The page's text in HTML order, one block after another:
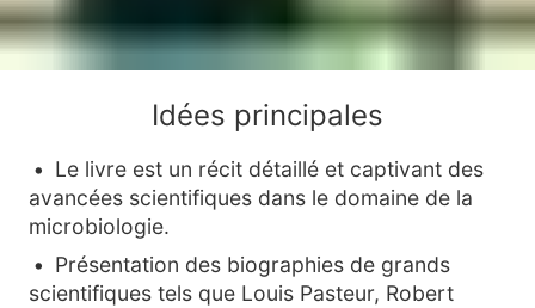
Idées principales
Le livre est un récit détaillé et captivant des
avancées scientifiques dans le domaine de la
microbiologie.
Présentation des biographies de grands
scientifiques tels que Louis Pasteur, Robert